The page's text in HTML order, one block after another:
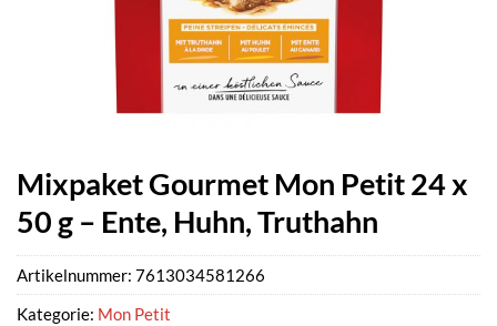
Mixpaket Gourmet Mon Petit 24 x
50 g – Ente, Huhn, Truthahn
Artikelnummer: 7613034581266
Kategorie: Mon Petit